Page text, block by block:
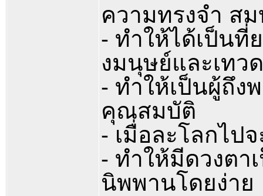
ความทรงจำ ส
- ทำให้ได้เป็นที่
งมนุษย์และเทว
- ทำให้เป็นผู้ถึง
คุณสมบัติ
- เมื่อละโลกไป
- ทำให้มีดวงตา
นิพพานโดยง่าย